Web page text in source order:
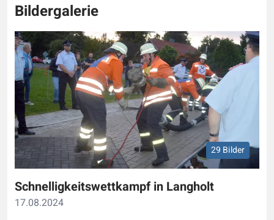
Bildergalerie
29 Bilder
Schnelligkeitswettkampf in Langholt
17.08.2024